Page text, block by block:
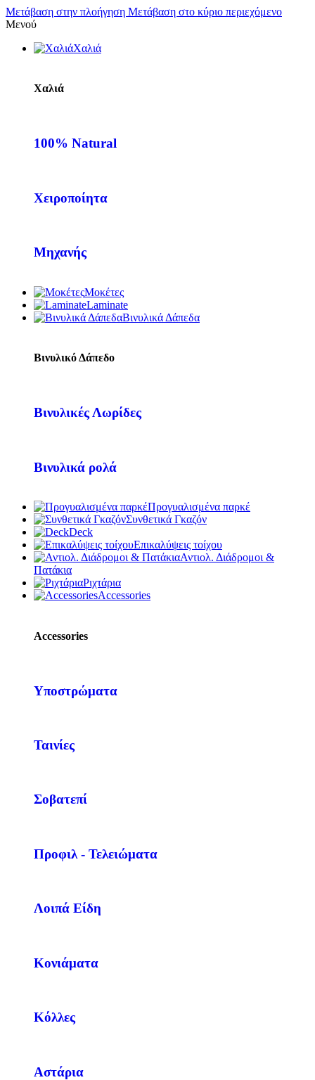
Μετάβαση στην πλοήγηση Μετάβαση στο κύριο περιεχόμενο
Μενού
Χαλιά
Χαλιά
100% Natural
Χειροποίητα
Μηχανής
Μοκέτες
Laminate
Βινυλικά Δάπεδα
Βινυλικό Δάπεδο
Βινυλικές Λωρίδες
Βινυλικά ρολά
Προγυαλισμένα παρκέ
Συνθετικά Γκαζόν
Deck
Επικαλύψεις τοίχου
Αντιολ. Διάδρομοι &
Πατάκια
Ριχτάρια
Accessories
Accessories
Υποστρώματα
Ταινίες
Σοβατεπί
Προφιλ - Τελειώματα
Λοιπά Είδη
Κονιάματα
Κόλλες
Αστάρια